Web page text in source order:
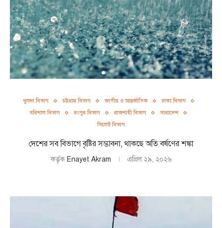
খুলনা বিভাগ চট্টগ্রাম বিভাগ জাতীয় ও আন্তর্জাতিক
ঢাকা বিভাগ
বরিশাল বিভাগ
রংপুর বিভাগ রাজশাহী বিভাগ
সারাদেশ
সিলেট বিভাগ
দেশের সব বিভাগে বৃষ্টির সম্ভাবনা, থাকছে অতি বর্ষণের শঙ্কা
কর্তৃক Enayet Akram এপ্রিল ২৯, ২০২৬